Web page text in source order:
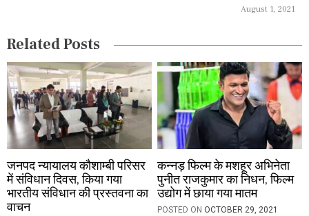
o
n
August 1, 2021
Related Posts
जनपद न्यायालय कौशाम्बी परिसर
में संविधान दिवस, किया गया
भारतीय संविधान की प्रस्तवना का
वाचन
कन्नड़ फिल्म के मशहूर अभिनेता
पुनीत राजकुमार का निधन, फिल्म
उद्योग में छाया गया मातम
POSTED ON OCTOBER 29, 2021